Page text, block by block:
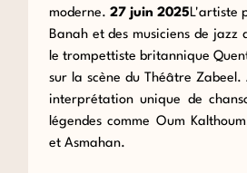
moderne. 27 juin 2025L'artiste
Banah et des musiciens de jazz
le trompettiste britannique
sur la scène du Théâtre Zabeel.
interprétation unique de
légendes comme Oum
et Asmahan.